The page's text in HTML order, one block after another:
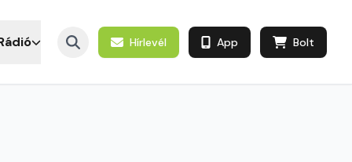
Hírlevél App Bolt